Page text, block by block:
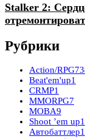
Stalker 2:
Рубрики
Action/RPG
Beat'em'up1
CRMP1
MMORPG7
MOBA9
Shoot ’em up1
Автобаттлер1